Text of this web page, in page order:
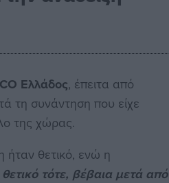
Ελλάδος, έπειτα από
τη συνάντηση που είχε
της χώρας.
ήταν θετικό, ενώ η
τότε, βέβαια μετά από